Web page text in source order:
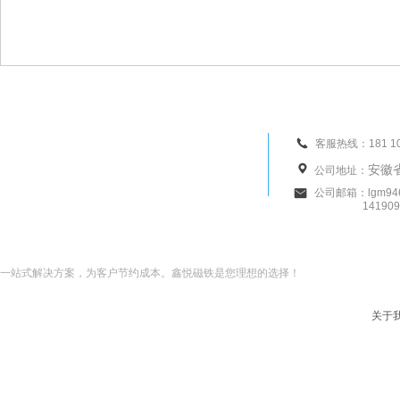
一站式解决方案，为客户节约成本。鑫悦磁铁是您理想的选择！
客服热线：181
公司地址： 安徽
公司邮箱：
关于